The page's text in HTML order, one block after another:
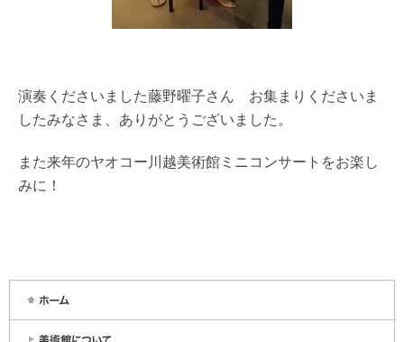
演奏くださいました藤野曜子さん お集まりくださいま
したみなさま、ありがとうございました。
また来年のヤオコー川越美術館ミニコンサートをお楽し
みに！